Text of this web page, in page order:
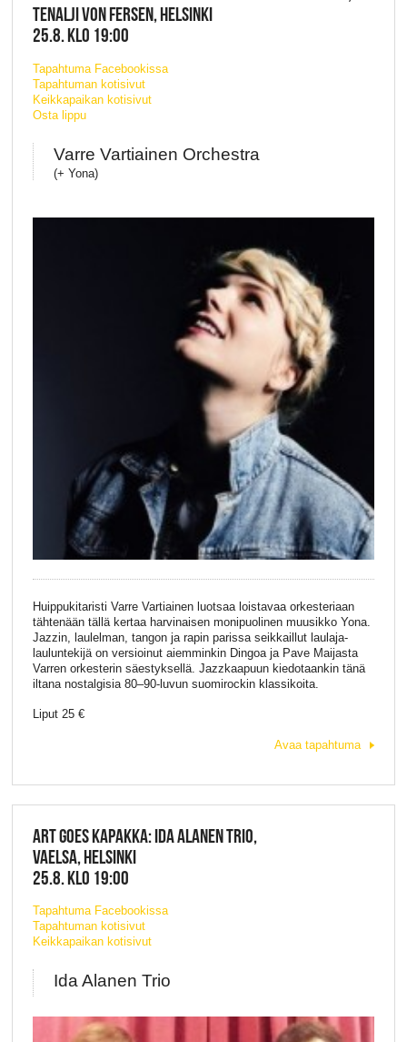
TENALJI VON FERSEN, HELSINKI
25.8. KLO 19:00
Tapahtuma Facebookissa
Tapahtuman kotisivut
Keikkapaikan kotisivut
Osta lippu
Varre Vartiainen Orchestra
(+ Yona)
Huippukitaristi Varre Vartiainen luotsaa loistavaa orkesteriaan
tähtenään tällä kertaa harvinaisen monipuolinen muusikko Yona.
Jazzin, laulelman, tangon ja rapin parissa seikkaillut laulaja-
lauluntekijä on versioinut aiemminkin Dingoa ja Pave Maijasta
Varren orkesterin säestyksellä. Jazzkaapuun kiedotaankin tänä
iltana nostalgisia 80–90-luvun suomirockin klassikoita.
Liput 25 €
Avaa tapahtuma
ART GOES KAPAKKA: IDA ALANEN TRIO,
VAELSA, HELSINKI
25.8. KLO 19:00
Tapahtuma Facebookissa
Tapahtuman kotisivut
Keikkapaikan kotisivut
Ida Alanen Trio